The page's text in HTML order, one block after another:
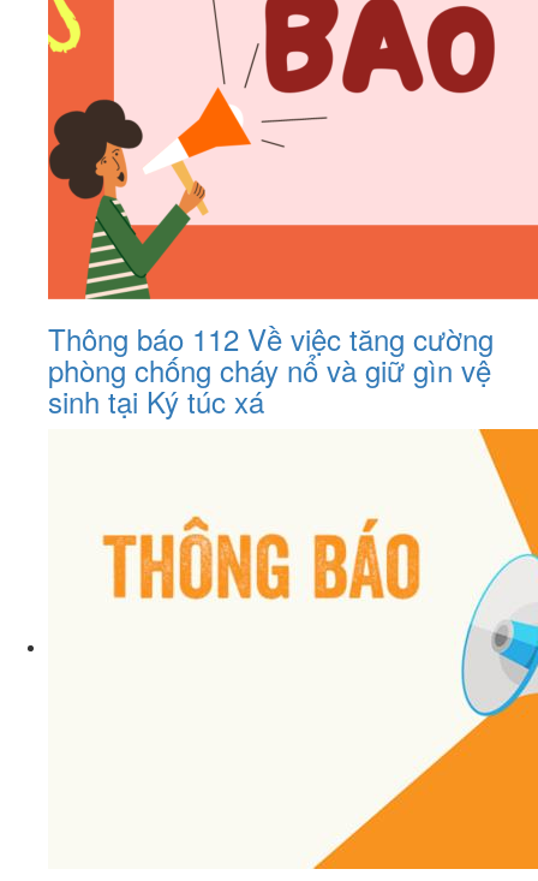
Thông báo 112 Về việc tăng cường
phòng chống cháy nổ và giữ gìn vệ
sinh tại Ký túc xá